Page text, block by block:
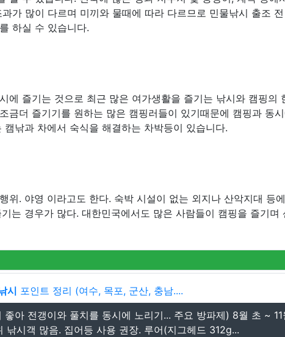
가 많이 다르며 미끼와 물때에 따라 다르므로 민물낚시 출조
하실 수 있습니다.
에 즐기는 것으로 최근 많은 여가생활을 즐기는 낚시와 캠핑의
금더 즐기기를 원하는 많은 캠핑러들이 있기때문에 캠핑과 동
낚과 차에서 숙식을 해결하는 차박등이 있습니다.
위. 야영 이라고도 한다. 숙박 시설이 없는 외지나 산악지대 등
는 경우가 많다. 대한민국에서도 많은 사람들이 캠핑을 즐기
시 포인트 정리 (여수, 목포, 군산, 충남....
좋아 전갱이와 풀치를 동시에 노리기... 주요 방파제) 8월 초 ~
낚시객 많음. 집어등 사용 권장. 루어(지그헤드 312g...